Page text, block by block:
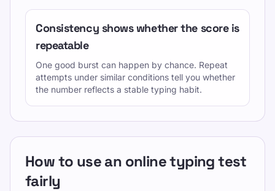
Consistency shows whether the score is
repeatable
One good burst can happen by chance. Repeat
attempts under similar conditions tell you whether
the number reflects a stable typing habit.
How to use an online typing test
fairly